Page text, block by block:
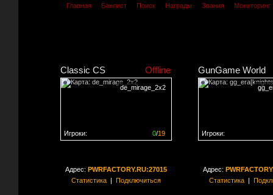
Главная Банлист Поиск Награды Звания Мониторинг
Classic CS Offline
de_mirage_2x2
0/19
Игроки:
GunGame World
Игроки:
Адрес: PWRFACTORY.RU:27015
Статистика| Подключиться
Адрес:
Статистика|